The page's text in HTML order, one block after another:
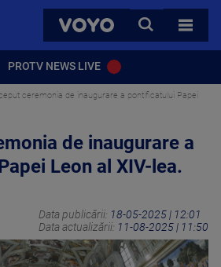
VOYO
CAUTA
TOATE
PROTV NEWS LIVE
ceremonia de inaugurare a pontificatului Papei
de inaugurare a
Leon al XIV-lea.
Data publicării: 18-05-2025 | 12:01
Data actualizării: 11-08-2025 | 11:50